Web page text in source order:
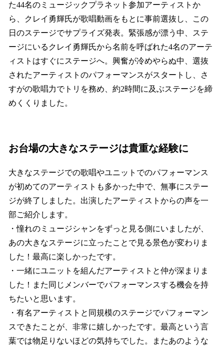
た44名のミュージックプラネット参加アーティストか
ら、クレイ勇輝氏が歌唱動画をもとに事前選抜し、この
日のステージでサプライズ発表。緊張感が漂う中、ステ
ージにいるクレイ勇輝氏から名前を呼ばれた4名のアーテ
ィストはすぐにステージへ。興奮が冷めやらぬ中、選抜
されたアーティストのパフォーマンスがスタートし、さ
すがの歌唱力でトリを務め、約2時間に及ぶステージを締
めくくりました。
お台場の大きなステージは貴重な経験に
大きなステージでの歌唱やユニットでのパフォーマンス
が初めてのアーティストも多かった中で、無事にステー
ジが終了しました。出演したアーティストからの声を一
部ご紹介します。
・憧れのミュージシャンをずっと見る側にいましたが、
あの大きなステージに立ったことで見る景色が変わりま
した！最高に楽しかったです。
・一緒にユニットを組んだアーティストと仲が深まりま
した！また同じメンバーでパフォーマンスする機会を持
ちたいと思います。
・有名アーティストと同規模のステージでパフォーマン
スできたことが、非常に嬉しかったです。最高という言
葉では物足りないほどの気持ちでした。またあのような